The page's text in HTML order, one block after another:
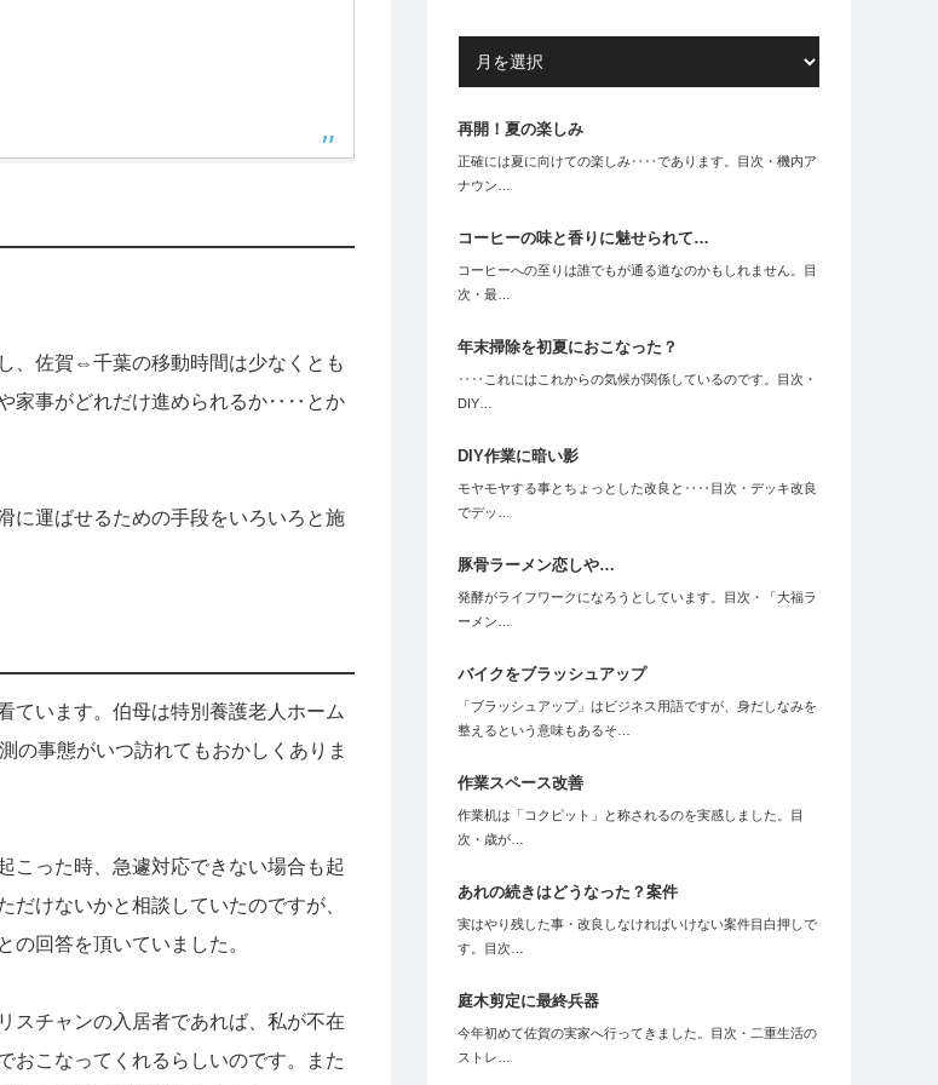
、佐賀⇔千葉の移動時間は少なくとも
家事がどれだけ進められるか‥‥とか
に運ばせるための手段をいろいろと施
ています。伯母は特別養護老人ホーム
の事態がいつ訪れてもおかしくありま
こった時、急遽対応できない場合も起
けないかと相談していたのですが、
回答を頂いていました。
スチャンの入居者であれば、私が不在
おこなってくれるらしいのです。また
再開！夏の楽しみ
正確には夏に向けての楽しみ‥‥であります。目次・機内ア
ナウン…
コーヒーの味と香りに魅せられて…
コーヒーへの至りは誰でもが通る道なのかもしれません。目
次・最…
年末掃除を初夏におこなった？
‥‥これにはこれからの気候が関係しているのです。目次・
DIY…
DIY作業に暗い影
モヤモヤする事とちょっとした改良と‥‥目次・デッキ改良
でデッ…
豚骨ラーメン恋しや…
発酵がライフワークになろうとしています。目次・「大福ラ
ーメン…
バイクをブラッシュアップ
「ブラッシュアップ」はビジネス用語ですが、身だしなみを
整えるという意味もあるそ…
作業スペース改善
作業机は「コクピット」と称されるのを実感しました。目
次・歳が…
あれの続きはどうなった？案件
実はやり残した事・改良しなければいけない案件目白押しで
す。目次…
庭木剪定に最終兵器
今年初めて佐賀の実家へ行ってきました。目次・二重生活の
ストレ…